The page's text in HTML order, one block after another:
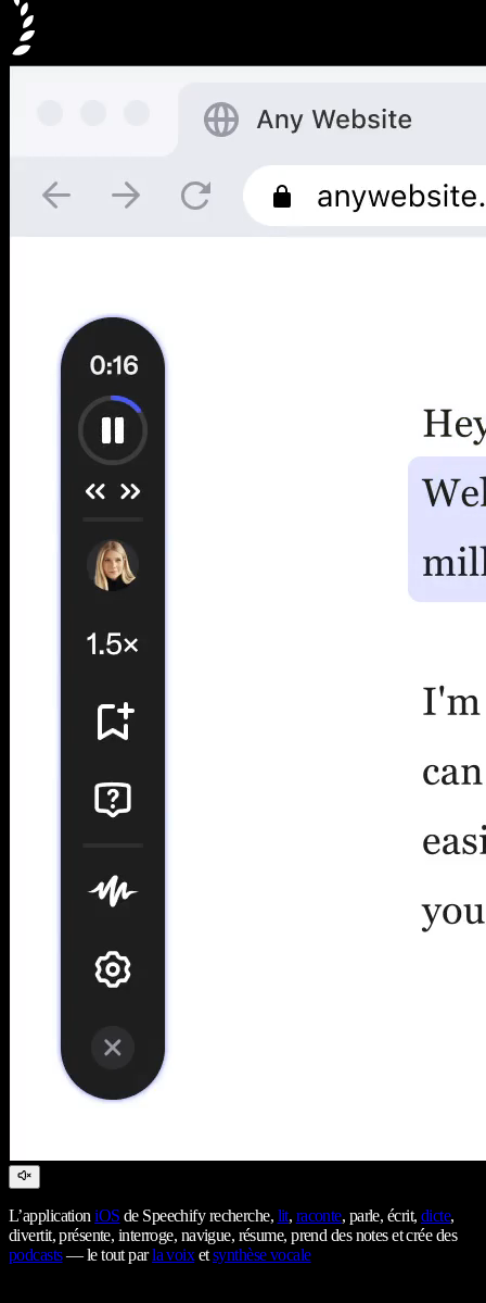
L’applicationiOS de Speechify recherche, lit, raconte, parle, écrit, dicte,
divertit, présente, interroge, navigue, résume, prend des notes et crée des
podcasts— le tout parla voixetsynthèse vocale